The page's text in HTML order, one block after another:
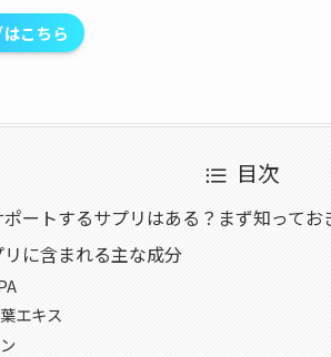
こちら
目次
ートするサプリはある？まず知ってお
に含まれる主な成分
エキス